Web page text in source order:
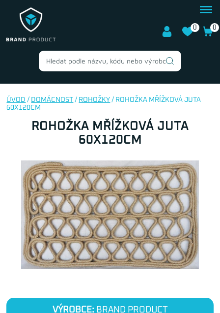
0 0
ÚVOD / DOMÁCNOST / ROHOŽKY / ROHOŽKA MŘÍŽKOVÁ JUTA
60X120CM
ROHOŽKA MŘÍŽKOVÁ JUTA
60X120CM
VÝROBCE: BRAND PRODUCT